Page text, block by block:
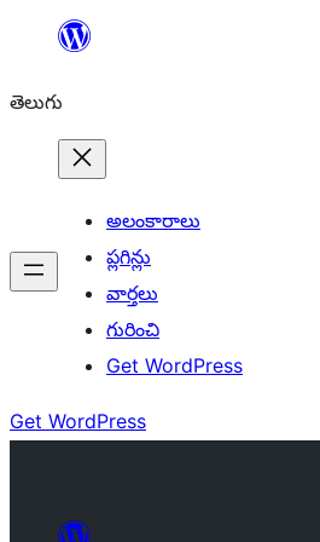
విషయానికి
తెలుగు
అలంకారాలు
ప్లగిన్లు
వార్తలు
గురించి
Get WordPress
Get WordPress